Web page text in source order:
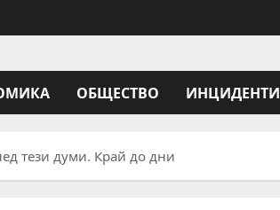
ОБЩЕСТВО ИНЦИДЕНТИ
тези думи. Край до дни